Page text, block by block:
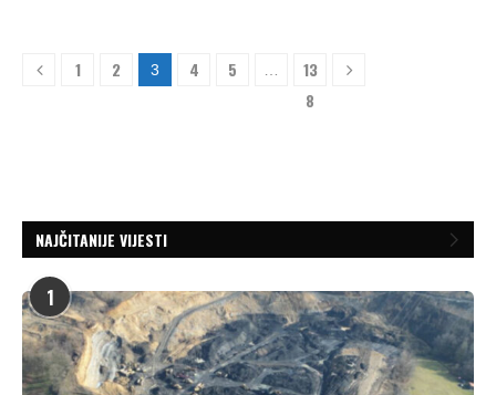
1 2 3 4 5
13
8
NAJČITANIJE VIJESTI
1